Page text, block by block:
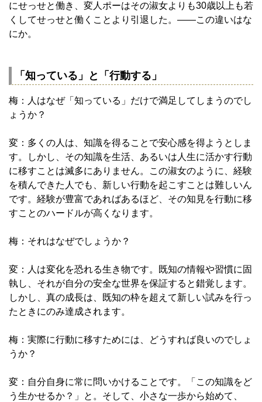
にせっせと働き、変人ポーはその淑女よりも30歳以上も若
くしてせっせと働くことより引退した。——この違いはな
にか。
「知っている」と「行動する」
梅：人はなぜ「知っている」だけで満足してしまうのでし
ょうか？
変：多くの人は、知識を得ることで安心感を得ようとしま
す。しかし、その知識を生活、あるいは人生に活かす行動
に移すことは滅多にありません。この淑女のように、経験
を積んできた人でも、新しい行動を起こすことは難しいん
です。経験が豊富であればあるほど、その知見を行動に移
すことのハードルが高くなります。
梅：それはなぜでしょうか？
変：人は変化を恐れる生き物です。既知の情報や習慣に固
執し、それが自分の安全な世界を保証すると錯覚します。
しかし、真の成長は、既知の枠を超えて新しい試みを行っ
たときにのみ達成されます。
梅：実際に行動に移すためには、どうすれば良いのでしょ
うか？
変：自分自身に常に問いかけることです。「この知識をど
う生かせるか？」と。そして、小さな一歩から始めて、